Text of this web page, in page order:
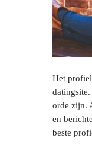
Het
orde zijn.
en
beste